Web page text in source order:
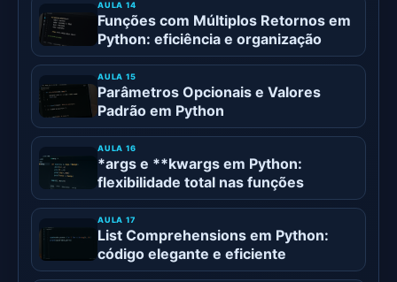
Funções com Múltiplos Retornos em
Python: eficiência e organização
Parâmetros Opcionais e Valores
Padrão em Python
*args e **kwargs em Python:
flexibilidade total nas funções
List Comprehensions em Python:
código elegante e eficiente